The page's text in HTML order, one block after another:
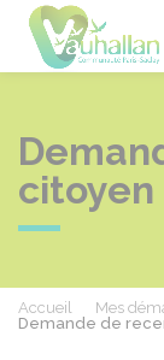
Accueil Mes
Demande de